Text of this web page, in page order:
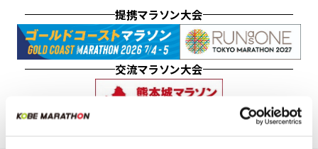
提携マラソン大会
交流マラソン大会